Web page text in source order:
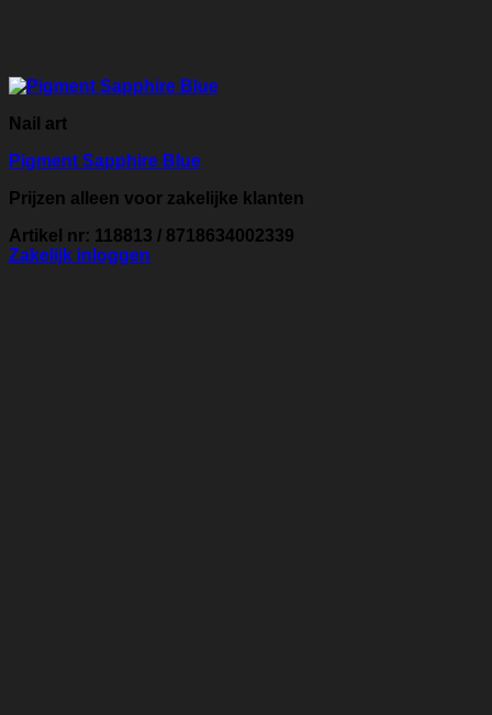
Nail art
Pigment Sapphire Blue
Prijzen alleen voor zakelijke klanten
Artikel nr: 118813 / 8718634002339
Zakelijk inloggen